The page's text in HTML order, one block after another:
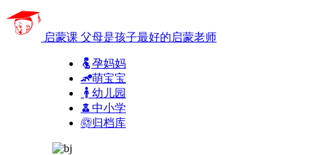
启蒙课 父母是孩子最好的启蒙老师
孕妈妈
萌宝宝
幼儿园
中小学
归档库